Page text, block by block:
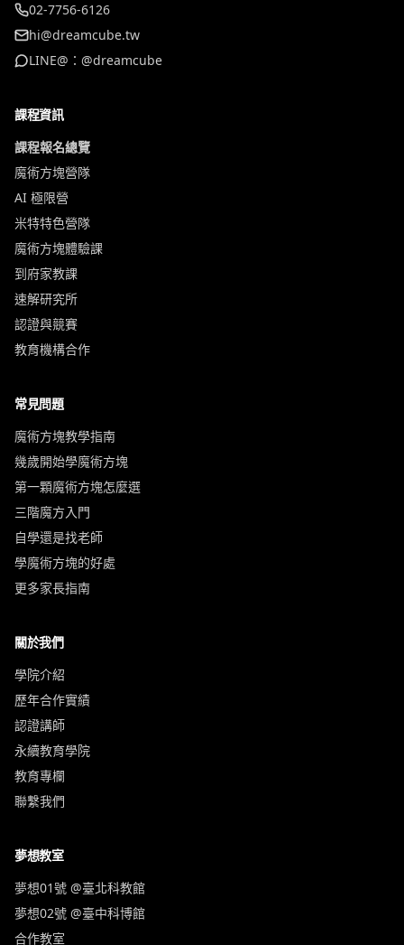
02-7756-6126
hi@dreamcube.tw
LINE@：@dreamcube
課程資訊
課程報名總覽
魔術方塊營隊
AI 極限營
米特特色營隊
魔術方塊體驗課
到府家教課
速解研究所
認證與競賽
教育機構合作
常見問題
魔術方塊教學指南
幾歲開始學魔術方塊
第一顆魔術方塊怎麼選
三階魔方入門
自學還是找老師
學魔術方塊的好處
更多家長指南
關於我們
學院介紹
歷年合作實績
認證講師
永續教育學院
教育專欄
聯繫我們
夢想教室
夢想01號 @臺北科教館
夢想02號 @臺中科博館
合作教室